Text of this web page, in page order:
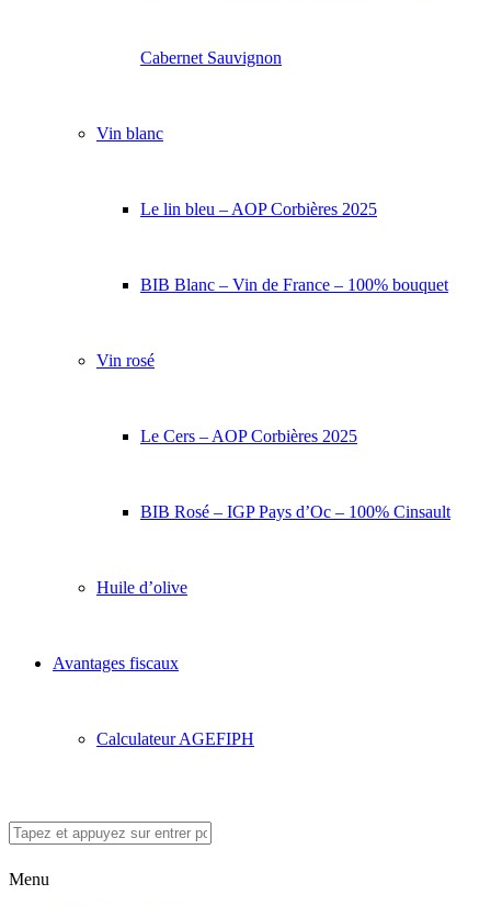
Cabernet Sauvignon
Vin blanc
Le lin bleu – AOP Corbières 2025
BIB Blanc – Vin de France – 100% bouquet
Vin rosé
Le Cers – AOP Corbières 2025
BIB Rosé – IGP Pays d’Oc – 100% Cinsault
Huile d’olive
Avantages fiscaux
Calculateur AGEFIPH
Menu